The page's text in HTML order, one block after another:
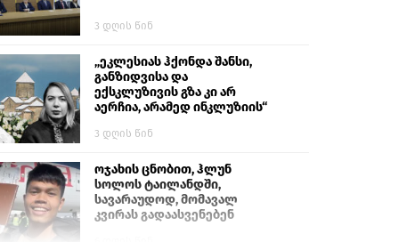
3 დღის წინ
„ეკლესიას ჰქონდა შანსი,
განზიდვისა და
ექსკლუზივის გზა კი არ
აერჩია, არამედ ინკლუზიის“
3 დღის წინ
ოჯახის ცნობით, ჰლუნ
სოლოს ტაილანდში,
სავარაუდოდ, მომავალ
კვირას გადაასვენებენ